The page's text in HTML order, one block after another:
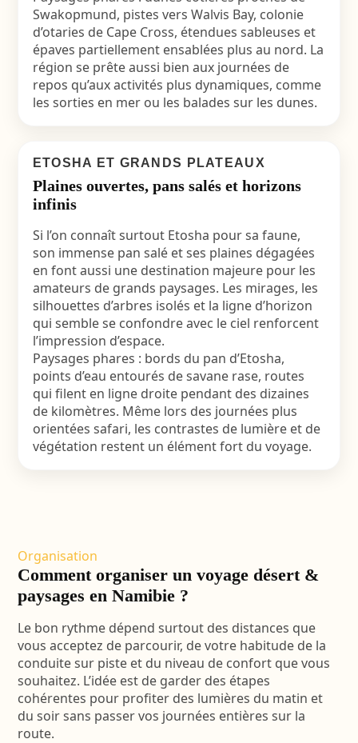
Swakopmund, pistes vers Walvis Bay, colonie
d’otaries de Cape Cross, étendues sableuses et
épaves partiellement ensablées plus au nord. La
région se prête aussi bien aux journées de
repos qu’aux activités plus dynamiques, comme
les sorties en mer ou les balades sur les dunes.
ETOSHA ET GRANDS PLATEAUX
Plaines ouvertes, pans salés et horizons
infinis
Si l’on connaît surtout Etosha pour sa faune,
son immense pan salé et ses plaines dégagées
en font aussi une destination majeure pour les
amateurs de grands paysages. Les mirages, les
silhouettes d’arbres isolés et la ligne d’horizon
qui semble se confondre avec le ciel renforcent
l’impression d’espace.
Paysages phares : bords du pan d’Etosha,
points d’eau entourés de savane rase, routes
qui filent en ligne droite pendant des dizaines
de kilomètres. Même lors des journées plus
orientées safari, les contrastes de lumière et de
végétation restent un élément fort du voyage.
Organisation
Comment organiser un voyage désert &
paysages en Namibie ?
Le bon rythme dépend surtout des distances que
vous acceptez de parcourir, de votre habitude de la
conduite sur piste et du niveau de confort que vous
souhaitez. L’idée est de garder des étapes
cohérentes pour profiter des lumières du matin et
du soir sans passer vos journées entières sur la
route.